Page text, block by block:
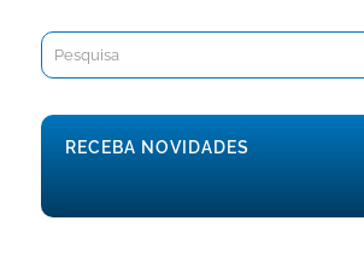
RECEBA NOVIDADES